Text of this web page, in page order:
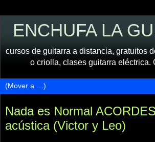
ENCHUFA LA
cursos de guitarra a distancia, gratuitos
o criolla, clases guitarra eléctrica.
Nada es Normal
acústica (Victor y Leo)